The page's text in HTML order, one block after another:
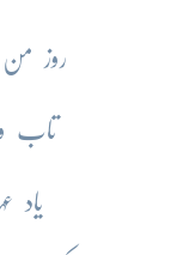
روز من
تاب
یاد